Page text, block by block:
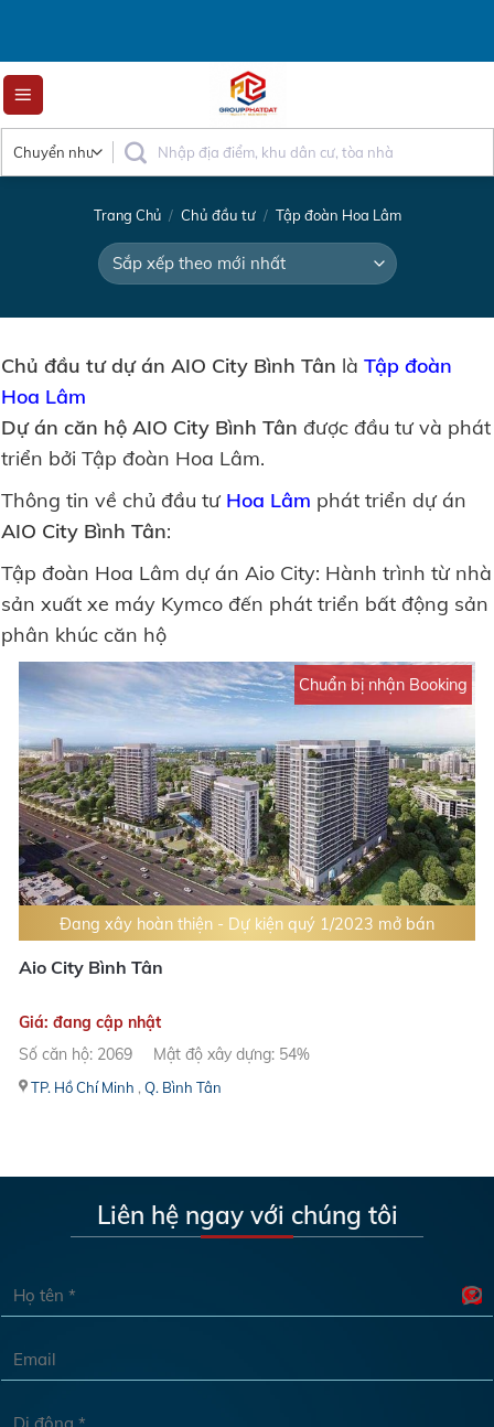
content
Trang Chủ / Chủ đầu tư / Tập đoàn Hoa Lâm
Chủ đầu tư dự án AIO City Bình Tân là Tập đoàn
Hoa Lâm
Dự án căn hộ AIO City Bình Tân được đầu tư và phát
triển bởi Tập đoàn Hoa Lâm.
Thông tin về chủ đầu tưHoa Lâm phát triển dự án
AIO City Bình Tân:
Tập đoàn Hoa Lâm dự án Aio City: Hành trình từ nhà
sản xuất xe máy Kymco đến phát triển bất động sản
phân khúc căn hộ
Chuẩn bị nhận Booking
Đang xây hoàn thiện - Dự kiện quý 1/2023 mở bán
Aio City Bình Tân
Giá: đang cập nhật
Số căn hộ: 2069
Mật độ xây dựng: 54%
TP. Hồ Chí Minh , Q. Bình Tân
Liên hệ ngay với chúng tôi